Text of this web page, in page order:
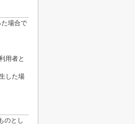
場合で
用者と
した場
のとし